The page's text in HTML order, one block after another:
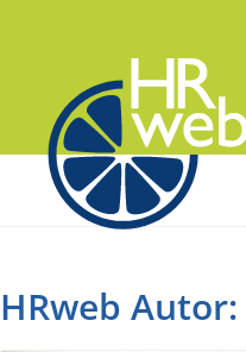
HRweb Autor: